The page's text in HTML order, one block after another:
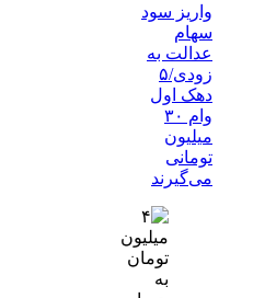
واریز سود
سهام
عدالت به
زودی/۵
دهک اول
وام ۳۰
میلیون
تومانی
می‌گیرند